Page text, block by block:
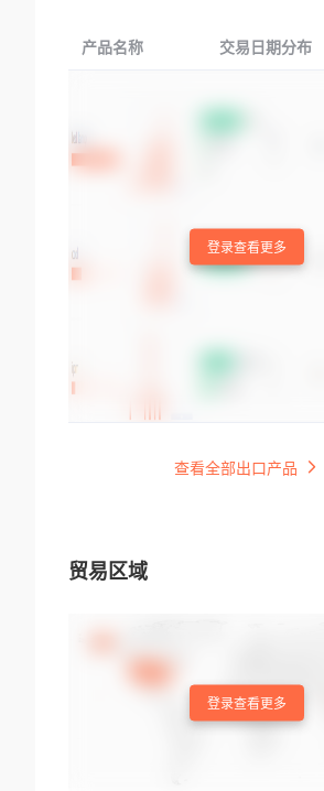
产品名称 交易日期分布
登录查看更多
查看全部出口产品
贸易区域
登录查看更多